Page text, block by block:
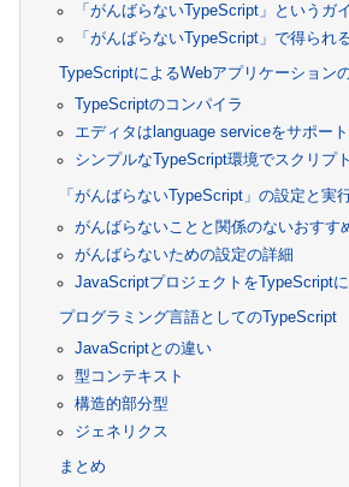
「がんばらないTypeScript」というガ
「がんばらないTypeScript」で得られ
TypeScriptによるWebアプリケーション
TypeScriptのコンパイラ
エディタはlanguage serviceをサポー
シンプルなTypeScript環境でスクリプ
「がんばらないTypeScript」の設定と実
がんばらないことと関係のないおすす
がんばらないための設定の詳細
JavaScriptプロジェクトをTypeScript
プログラミング言語としてのTypeScript
JavaScriptとの違い
型コンテキスト
構造的部分型
ジェネリクス
まとめ